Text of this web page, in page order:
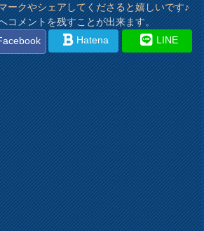
ークやシェアしてくださると嬉しいです♪
コメントを残すことが出来ます。
Hatena LINE